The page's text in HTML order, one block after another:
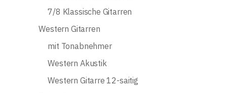
7/8 Klassische Gitarren
Western Gitarren
mit Tonabnehmer
Western Akustik
Western Gitarre 12-saitig